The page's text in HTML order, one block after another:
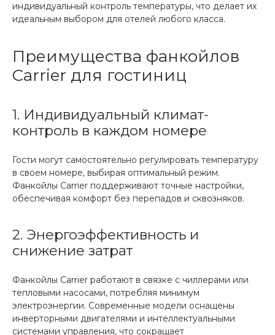
индивидуальный контроль температуры, что делает их
идеальным выбором для отелей любого класса.
Преимущества фанкойлов
Carrier для гостиниц
1. Индивидуальный климат-
контроль в каждом номере
Гости могут самостоятельно регулировать температуру
в своем номере, выбирая оптимальный режим.
Фанкойлы Carrier поддерживают точные настройки,
обеспечивая комфорт без перепадов и сквозняков.
2. Энергоэффективность и
снижение затрат
Фанкойлы Carrier работают в связке с чиллерами или
тепловыми насосами, потребляя минимум
электроэнергии. Современные модели оснащены
инверторными двигателями и интеллектуальными
системами управления, что сокращает